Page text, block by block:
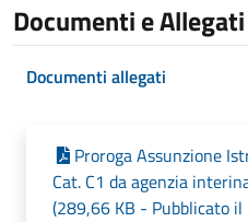
Documenti e Allegati
Documenti allegati
Proroga Assunzione
Cat. C1 da agenzia
(289,66 KB - Pubblicato